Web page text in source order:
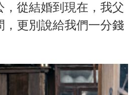
，從結婚到現在，我父
，更別說給我們一分錢